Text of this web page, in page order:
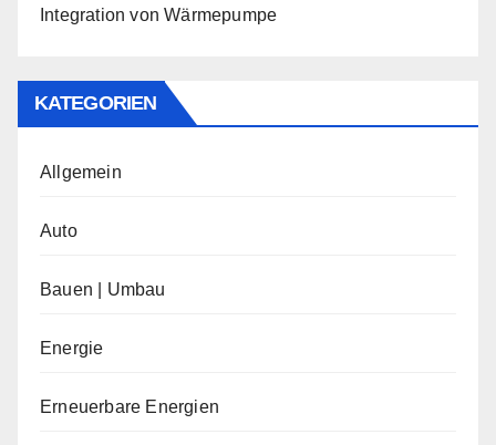
Integration von Wärmepumpe
KATEGORIEN
Allgemein
Auto
Bauen | Umbau
Energie
Erneuerbare Energien